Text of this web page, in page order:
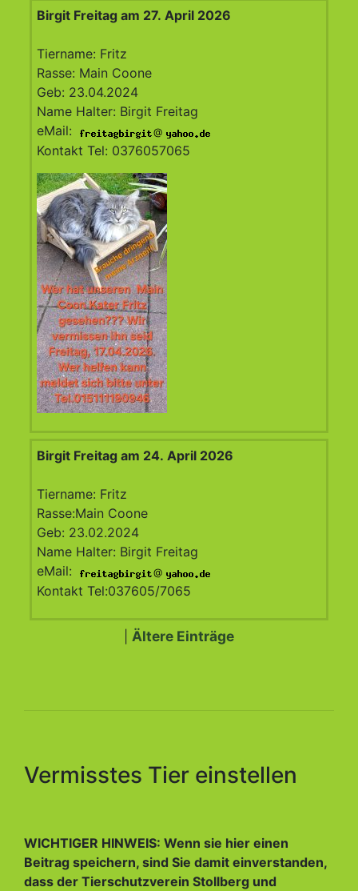
Birgit Freitag am 27. April 2026
Tiername: Fritz
Rasse: Main Coone
Geb: 23.04.2024
Name Halter: Birgit Freitag
eMail:
@
Kontakt Tel: 0376057065
Birgit Freitag am 24. April 2026
Tiername: Fritz
Rasse:Main Coone
Geb: 23.02.2024
Name Halter: Birgit Freitag
eMail:
@
Kontakt Tel:037605/7065
Ältere Einträge
Vermisstes Tier einstellen
WICHTIGER HINWEIS: Wenn sie hier einen
Beitrag speichern, sind Sie damit einverstanden,
dass der Tierschutzverein Stollberg und